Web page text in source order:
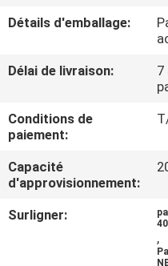
CONTRÔLE
QUALITÉ
CONTACTEZ-
NOUS
BLOGS
Détails d'emballage:
Délai de livraison:
7
Conditions de
paiement:
Capacité
d'approvisionnement:
Surligner:
,